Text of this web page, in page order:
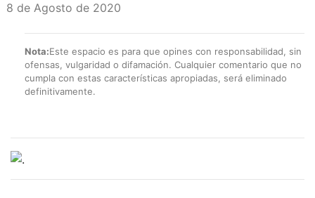
8 de Agosto de 2020
Nota:Este espacio es para que opines con responsabilidad, sin
ofensas, vulgaridad o difamación. Cualquier comentario que no
cumpla con estas características apropiadas, será eliminado
definitivamente.